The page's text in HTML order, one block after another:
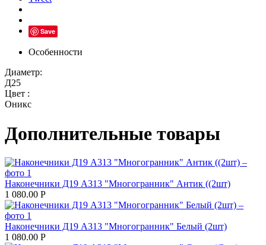
Save
Особенности
Диаметр:
Д25
Цвет :
Оникс
Дополнительные товары
Наконечники Д19 А313 "Многогранник" Антик ((2шт)
1 080.00 Р
Наконечники Д19 А313 "Многогранник" Белый (2шт)
1 080.00 Р